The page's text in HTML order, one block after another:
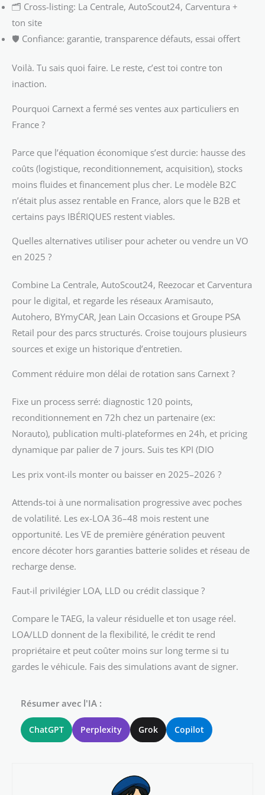
🗂️ Cross-listing: La Centrale, AutoScout24, Carventura +
ton site
🛡️ Confiance: garantie, transparence défauts, essai offert
Voilà. Tu sais quoi faire. Le reste, c’est toi contre ton
inaction.
Pourquoi Carnext a fermé ses ventes aux particuliers en
France ?
Parce que l’équation économique s’est durcie: hausse des
coûts (logistique, reconditionnement, acquisition), stocks
moins fluides et financement plus cher. Le modèle B2C
n’était plus assez rentable en France, alors que le B2B et
certains pays IBÉRIQUES restent viables.
Quelles alternatives utiliser pour acheter ou vendre un VO
en 2025 ?
Combine La Centrale, AutoScout24, Reezocar et Carventura
pour le digital, et regarde les réseaux Aramisauto,
Autohero, BYmyCAR, Jean Lain Occasions et Groupe PSA
Retail pour des parcs structurés. Croise toujours plusieurs
sources et exige un historique d’entretien.
Comment réduire mon délai de rotation sans Carnext ?
Fixe un process serré: diagnostic 120 points,
reconditionnement en 72h chez un partenaire (ex:
Norauto), publication multi-plateformes en 24h, et pricing
dynamique par palier de 7 jours. Suis tes KPI (DIO
Les prix vont-ils monter ou baisser en 2025–2026 ?
Attends-toi à une normalisation progressive avec poches
de volatilité. Les ex-LOA 36–48 mois restent une
opportunité. Les VE de première génération peuvent
encore décoter hors garanties batterie solides et réseau de
recharge dense.
Faut-il privilégier LOA, LLD ou crédit classique ?
Compare le TAEG, la valeur résiduelle et ton usage réel.
LOA/LLD donnent de la flexibilité, le crédit te rend
propriétaire et peut coûter moins sur long terme si tu
gardes le véhicule. Fais des simulations avant de signer.
Résumer avec l'IA :
ChatGPT Perplexity Grok Copilot